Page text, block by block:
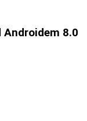
Androidem 8.0